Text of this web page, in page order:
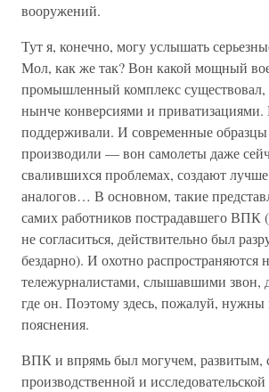
вооружений.
Тут я, конечно, могу услышать
Мол, как же так? Вон какой мощный
промышленный комплекс существовал,
нынче конверсиями и приватизациями.
поддерживали. И современные
производили — вон самолеты даже
свалившихся проблемах, создают
аналогов… В основном, такие
самих работников пострадавшего ВПК
не согласиться, действительно был
бездарно). И охотно распространяются
тележурналистами, слышавшими звон,
где он. Поэтому здесь, пожалуй, нужны
пояснения.
ВПК и впрямь был могучем, развитым,
производственной и исследовательской